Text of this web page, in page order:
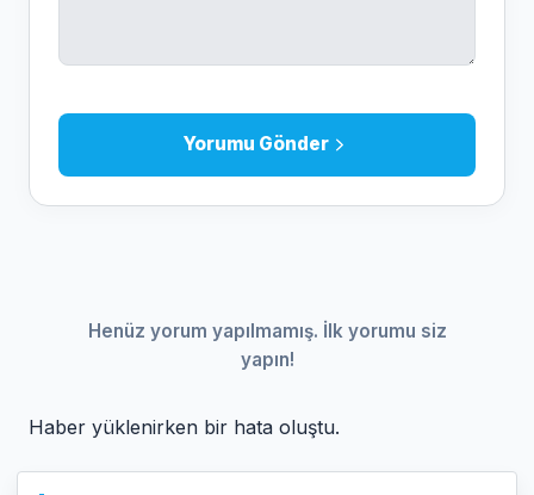
Yorumu Gönder
Henüz yorum yapılmamış. İlk yorumu siz
yapın!
Haber yüklenirken bir hata oluştu.